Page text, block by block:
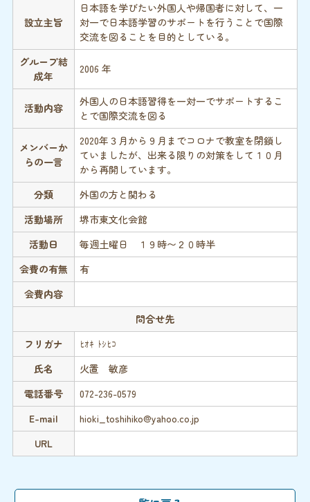
設立主旨
日本語を学びたい外国人や帰国者に対して、一
対一で日本語学習のサポートを行うことで国際
交流を図ることを目的としている。
グループ結
成年
2006 年
活動内容
外国人の日本語習得を一対一でサポートするこ
とで国際交流を図る
メンバーか
らの一言
2020年３月から９月までコロナで教室を閉鎖し
ていましたが、出来る限りの対策をして１０月
から再開しています。
分類
外国の方と関わる
活動場所
堺市東文化会館
活動日
毎週土曜日 １９時〜２０時半
会費の有無
有
会費内容
問合せ先
フリガナ
ﾋｵｷ ﾄｼﾋｺ
氏名
火置 敏彦
電話番号
072-236-0579
E-mail
hioki_toshihiko@yahoo.co.jp
URL